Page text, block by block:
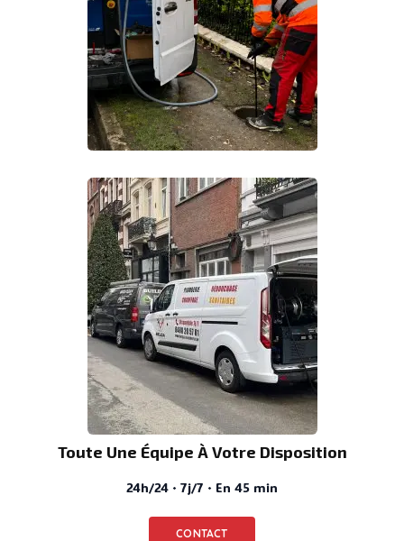
Toute Une Équipe À Votre Disposition
24h/24 · 7j/7 · En 45 min
CONTACT